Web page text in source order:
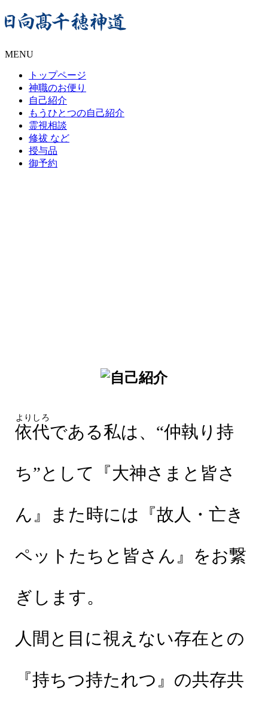
MENU
トップページ
神職のお便り
自己紹介
もうひとつの自己紹介
霊視相談
修祓 など
授与品
御予約
依代
よりしろ
である私は、“仲執り持
ち”として『大神さまと皆さ
ん』また時には『故人・亡き
ペットたちと皆さん』をお繋
ぎします。
人間と目に視えない存在との
『持ちつ持たれつ』の共存共